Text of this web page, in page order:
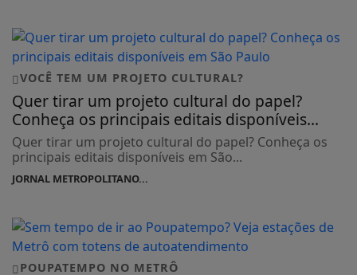
VOCÊ TEM UM PROJETO CULTURAL?
Quer tirar um projeto cultural do papel?
Conheça os principais editais disponíveis...
Quer tirar um projeto cultural do papel? Conheça os
principais editais disponíveis em São...
JORNAL METROPOLITANO...
POUPATEMPO NO METRÔ